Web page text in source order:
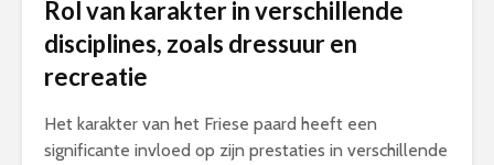
Rol van karakter in verschillende
disciplines, zoals dressuur en
recreatie
Het karakter van het Friese paard heeft een
significante invloed op zijn prestaties in verschillende